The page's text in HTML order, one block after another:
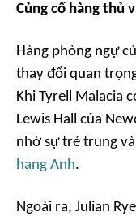
Củng cố hàng thủ
Hàng phòng ngự
thay đổi quan
Khi Tyrell Malacia
Lewis Hall của
nhờ sự trẻ trung
hạng Anh.
Ngoài ra, Julian